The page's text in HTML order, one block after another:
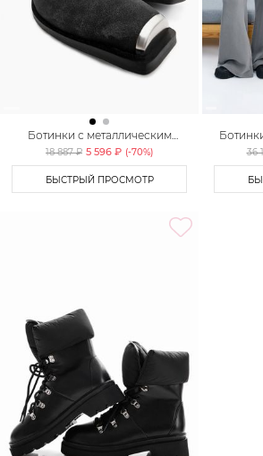
Ботинки с металлическим
мысом Lera Nena Unreal
18 887 ₽ 5 596 ₽ (-70%)
БЫСТРЫЙ ПРОСМОТР
36